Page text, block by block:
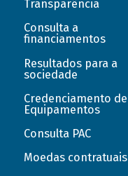
Transparência
Consulta a
financiamentos
Resultados para a
sociedade
Credenciamento de
Equipamentos
Consulta PAC
Moedas contratuais